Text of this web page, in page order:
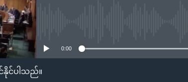
0:00
နိုင်ပါသည်။